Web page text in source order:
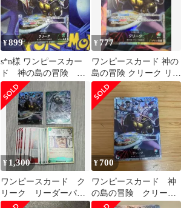
¥899
s*n様 ワンピースカー
ド 神の島の冒険 ク
リーク L OP15-
001 リーダ
¥ 777
ワンピースカード 神の
島の冒険 クリーク リー
ダーパラレル
¥ 1,300
ワンピースカード ク
リーク リーダーパラ
レル クロ パラレ
¥700
ワンピースカード 神
の島の冒険 クリー
ク リーダーパラレ